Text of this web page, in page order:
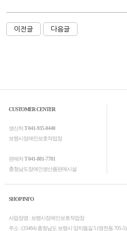
이전글 다음글
CUSTOMER CENTER
생산처 T 041-935-0440
보령시장애인보호작업장
판매처 T 041-881-7781
충청남도장애인생산품판매시설
SHOP INFO
사업장명 : 보령시장애인보호작업장
주소 : (33484) 충청남도 보령시 양지뜸길 5 (명천동 705-5)